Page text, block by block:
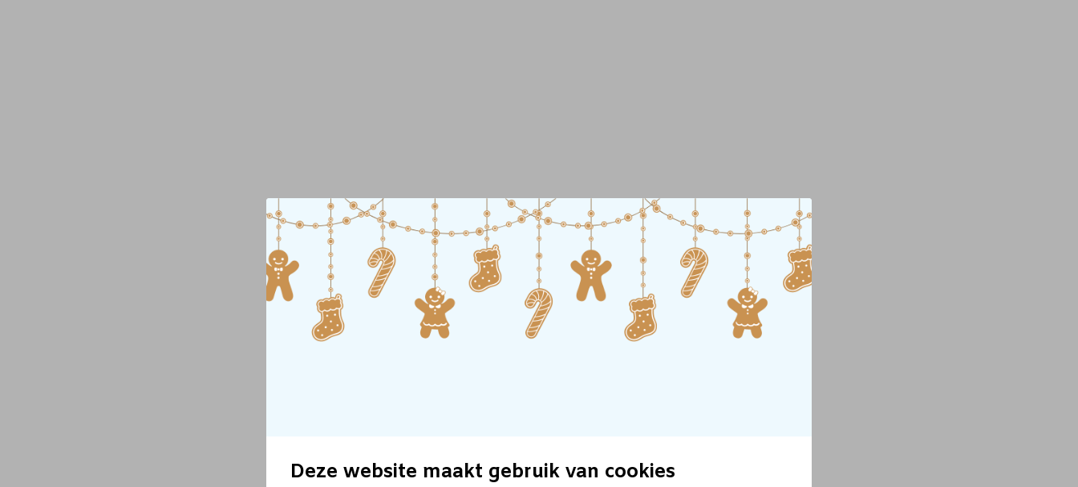
Deze website maakt gebruik van cookies